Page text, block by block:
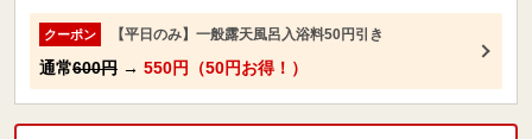
クーポン 【平日のみ】一般露天風呂入浴料50円引き
通常600円 → 550円（50円お得！）